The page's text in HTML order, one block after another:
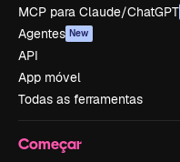
MCP para Claude/ChatGPT
Agentes New
API
App móvel
Todas as ferramentas
Começar